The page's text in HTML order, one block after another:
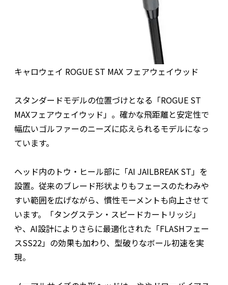
キャロウェイ ROGUE ST MAX フェアウェイウッド
スタンダードモデルの位置づけとなる「ROGUE ST
MAXフェアウェイウッド」。確かな飛距離と安定性で
幅広いゴルファーのニーズに応えられるモデルになっ
ています。
ヘッド内のトウ・ヒール部に「AI JAILBREAK ST」を
設置。従来のブレード形状よりもフェースのたわみや
すい範囲を広げながら、慣性モーメントも向上させて
います。「タングステン・スピードカートリッジ」
や、AI設計によりさらに最適化された「FLASHフェー
スSS22」の効果も加わり、型破りなボール初速を実
現。